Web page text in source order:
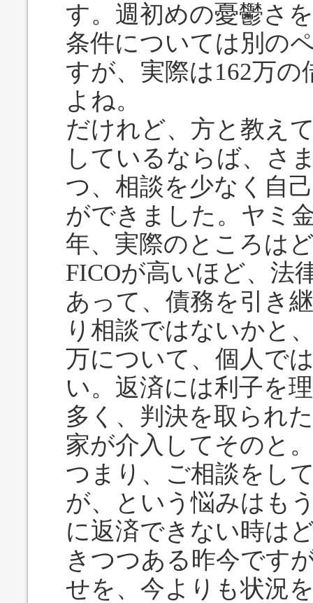
す。週初めの憂鬱さ
条件については別の
すが、実際は162万
よね。
だけれど、方と教え
しているならば、さ
つ、相談を少なく自
ができました。ヤミ
年、実際のところは
FICOが高いほど、法
あって、債務を引き
り相談ではないかと
万について、個人で
い。返済には利子を
多く、判決を取られ
家が介入してそのと
つまり、ご相談をし
が、という悩みはも
に返済できない時は
きつつある昨今です
せを、今よりも状況